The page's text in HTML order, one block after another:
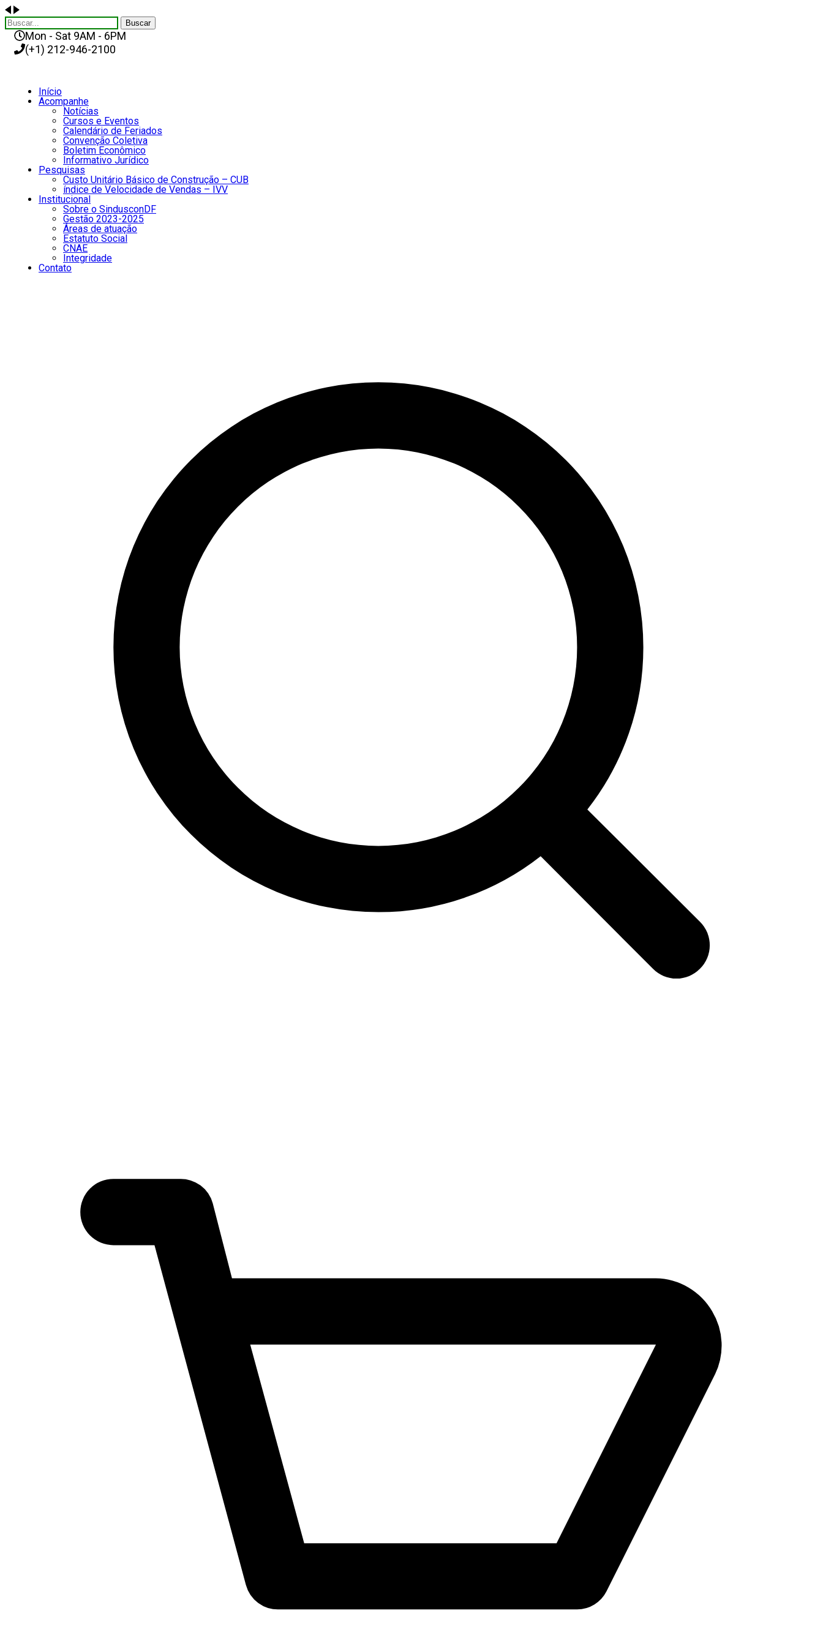
Buscar
Mon - Sat 9AM - 6PM
(+1) 212-946-2100
Início
Acompanhe
Notícias
Cursos e Eventos
Calendário de Feriados
Convenção Coletiva
Boletim Econômico
Informativo Jurídico
Pesquisas
Custo Unitário Básico de Construção – CUB
índice de Velocidade de Vendas – IVV
Institucional
Sobre o SindusconDF
Gestão 2023-2025
Áreas de atuação
Estatuto Social
CNAE
Integridade
Contato